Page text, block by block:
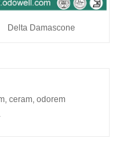
Delta Damascone
ceram, odorem